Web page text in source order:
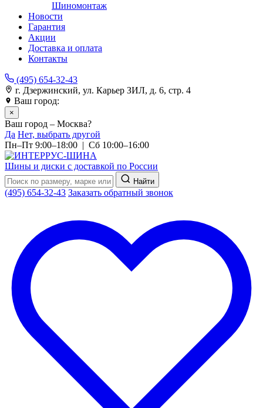
Шиномонтаж
Новости
Гарантия
Акции
Доставка и оплата
Контакты
(495) 654-32-43
г. Дзержинский, ул. Карьер ЗИЛ, д. 6, стр. 4
Ваш город:
×
Ваш город – Москва?
Да Нет, выбрать другой
Пн–Пт 9:00–18:00 | Сб 10:00–16:00
Шины и диски с доставкой по России
Найти
(495) 654-32-43 Заказать обратный звонок